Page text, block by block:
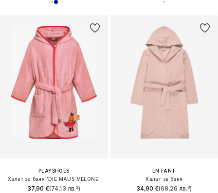
PLAYSHOES
Халат за баня 'DIE MAUS MELONE'
37,90 €(74,13 лв.³)
EN FANT
Халат за баня
34,90 €(68,26 лв.³)